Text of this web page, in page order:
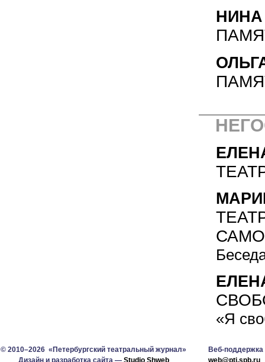
«Я
© 2010–2026 «Петербургский театральный журнал»
Дизайн и разработка сайта — Studio Shweb
Веб-поддержка
web@ptj.spb.ru